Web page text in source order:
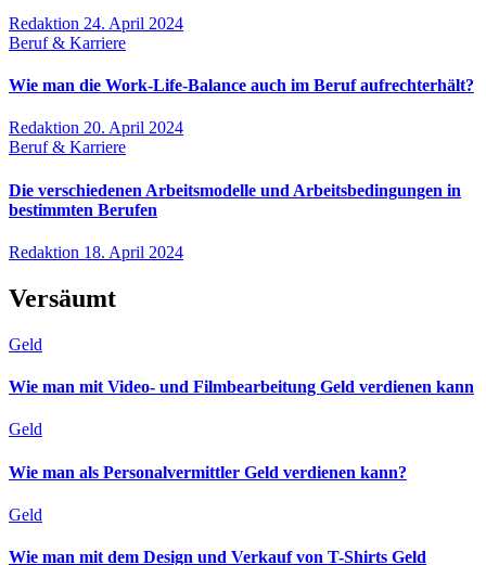
Redaktion 24. April 2024
Beruf & Karriere
Wie man die Work-Life-Balance auch im Beruf aufrechterhält?
Redaktion 20. April 2024
Beruf & Karriere
Die verschiedenen Arbeitsmodelle und Arbeitsbedingungen in
bestimmten Berufen
Redaktion 18. April 2024
Versäumt
Geld
Wie man mit Video- und Filmbearbeitung Geld verdienen kann
Geld
Wie man als Personalvermittler Geld verdienen kann?
Geld
Wie man mit dem Design und Verkauf von T-Shirts Geld